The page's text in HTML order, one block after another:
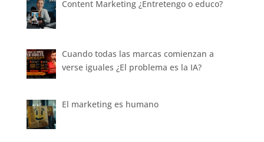
Content Marketing ¿Entretengo o educo?
Cuando todas las marcas comienzan a
verse iguales ¿El problema es la IA?
El marketing es humano